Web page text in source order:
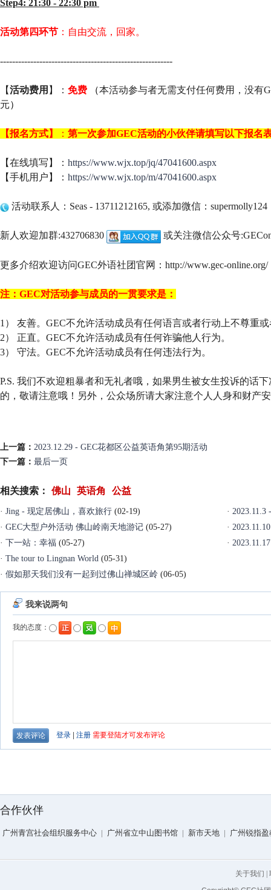
Step4: 21:30 - 22:30 pm
活动第四环节 ：自由交流，回家。
---------------------------------------------------------
【活动费用 】： 免费 （本活动参与者无需支付任何费用，没有
元）
【报名方式】 ： 第一次参加GEC活动的小伙伴请填写以下报名
【在线填写】： https://www.wjx.top/jq/47041600.aspx
【手机用户】： https://www.wjx.top/m/47041600.aspx
活动联系人：Seas - 13711212165, 或添加微信：supermolly124
新人欢迎加群:432706830 或关注微信公众号
更多介绍欢迎访问GEC外语社团官网：http://www.gec-online.org/
注：GEC对活动参与成员的一贯要求是：
1） 友善。GEC不允许活动成员有任何语言或者行动上不尊重
2） 正直。GEC不允许活动成员有任何诈骗他人行为。
3） 守法。GEC不允许活动成员有任何违法行为。
P.S. 我们不欢迎粗暴者和无礼者哦，如果男生被女生投诉的话
的，敬请注意哦！另外，公众场所请大家注意个人人身和财产
上一篇： 2023.12.29 - GEC花都区公益英语角第95期活动
下一篇： 最后一页
相关搜索： 佛山 英语角 公益
· Jing - 现定居佛山，喜欢旅行 (02-19)
· GEC大型户外活动 佛山岭南天地游记 (05-27)
· 下一站：幸福 (05-27)
· The tour to Lingnan World (05-31)
· 假如那天我们没有一起到过佛山禅城区岭 (06-05)
·
·
·
合作伙伴
广州青宫社会组织服务中心 | 广州省立中山图书馆 | 新市天地 | 广州锐指
关于我们 |